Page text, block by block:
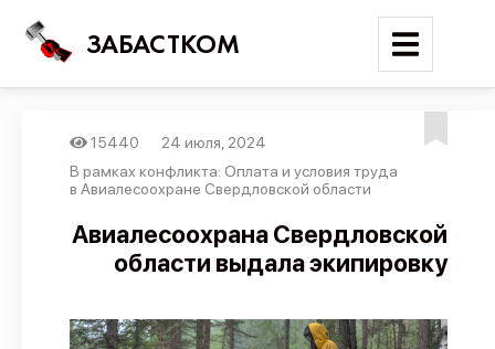
ЗАБАСТКОМ
Войти
Поиск
Новости
Трудовые конфликты
15440
24 июля, 2024
В рамках конфликта: Оплата и условия труда
в Авиалесоохране Свердловской области
Авиалесоохрана Свердловской
области выдала экипировку